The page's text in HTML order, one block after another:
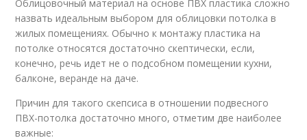
Облицовочный материал на основе ПВХ пластика сложно
назвать идеальным выбором для облицовки потолка в
жилых помещениях. Обычно к монтажу пластика на
потолке относятся достаточно скептически, если,
конечно, речь идет не о подсобном помещении кухни,
балконе, веранде на даче.
Причин для такого скепсиса в отношении подвесного
ПВХ-потолка достаточно много, отметим две наиболее
важные: